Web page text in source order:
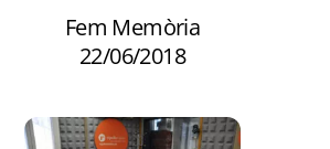
Fem Memòria
22/06/2018